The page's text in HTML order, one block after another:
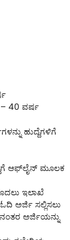
– 40 ವರ್ಷ
ಹುದ್ದೆಗಳಿಗೆ
ಆಫ್‌ಲೈನ್‌ ಮೂಲಕ
ಇಲಾಖೆ
ಅರ್ಜಿ ಸಲ್ಲಿಸಲು
ಅರ್ಜಿಯನ್ನು